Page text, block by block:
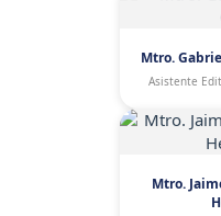
Mtro.
Asistente
Mtro.